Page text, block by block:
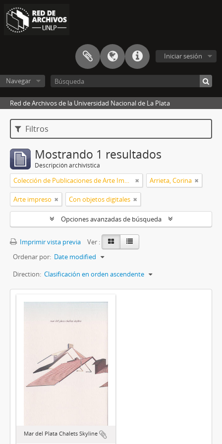
Iniciar sesión
Navegar
Red de Archivos de la Universidad Nacional de La Plata
Filtros
Mostrando 1 resultados
Descripción archivística
Colección de Publicaciones de Arte Impreso Arrieta, Corina
Arte impreso Con objetos digitales
Opciones avanzadas de búsqueda
Imprimir vista previa
Ver :
Ordenar por: Date modified
Direction: Clasificación en orden ascendente
Mar del Plata Chalets Skyline